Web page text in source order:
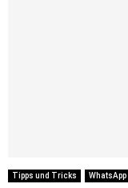
Tipps und Tricks WhatsApp